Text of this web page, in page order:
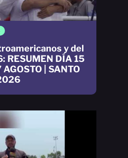
y del
RESUMEN DÍA 15
AGOSTO | SANTO